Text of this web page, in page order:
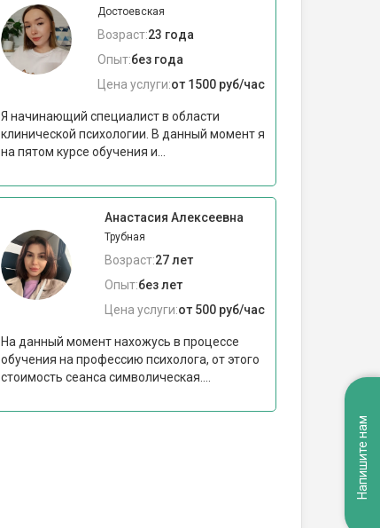
Достоевская
Возраст:23 года
Опыт:без года
Цена услуги:от 1500 руб/час
Я начинающий специалист в области
клинической психологии. В данный момент я
на пятом курсе обучения и...
Анастасия Алексеевна
Трубная
Возраст:27 лет
Опыт:без лет
Цена услуги:от 500 руб/час
На данный момент нахожусь в процессе
обучения на профессию психолога, от этого
стоимость сеанса символическая....
Напишите нам